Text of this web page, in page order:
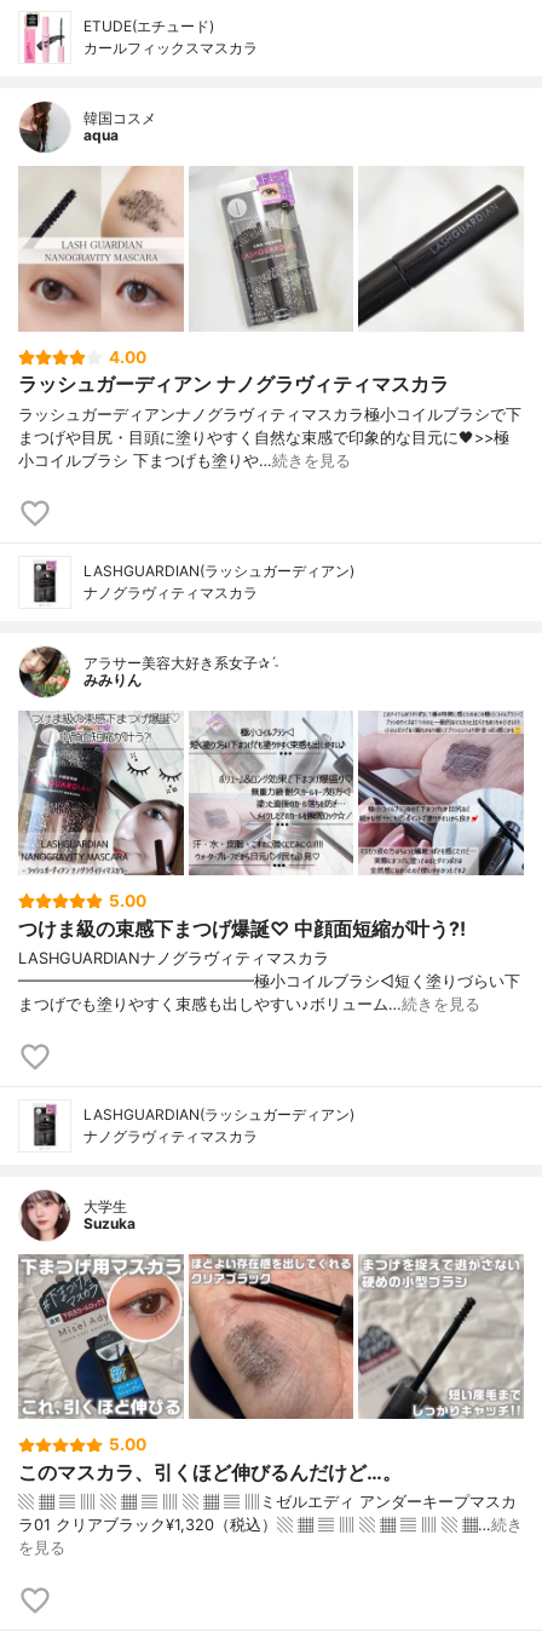
ETUDE(エチュード)
カールフィックスマスカラ
韓国コスメ
aqua
4.00
ラッシュガーディアン ナノグラヴィティマスカラ
ラッシュガーディアンナノグラヴィティマスカラ極小コイルブラシで下
まつげや目尻・目頭に塗りやすく自然な束感で印象的な目元に🖤>>極
小コイルブラシ 下まつげも塗りや…続きを見る
LASHGUARDIAN(ラッシュガーディアン)
ナノグラヴィティマスカラ
アラサー美容大好き系女子✰ˊ˗
みみりん
5.00
つけま級の束感下まつげ爆誕♡ 中顔面短縮が叶う?!
LASHGUARDIANナノグラヴィティマスカラ
━━━━━━━━━━━━━━━極小コイルブラシ◁短く塗りづらい下
まつげでも塗りやすく束感も出しやすい♪ボリューム…続きを見る
LASHGUARDIAN(ラッシュガーディアン)
ナノグラヴィティマスカラ
大学生
Suzuka
5.00
このマスカラ、引くほど伸びるんだけど…。
▧ ▦ ▤ ▥ ▧ ▦ ▤ ▥ ▧ ▦ ▤ ▥ミゼルエディ アンダーキープマスカ
ラ01 クリアブラック¥1,320（税込）▧ ▦ ▤ ▥ ▧ ▦ ▤ ▥ ▧ ▦…続き
を見る